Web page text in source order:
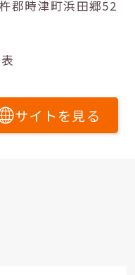
サイトを見る